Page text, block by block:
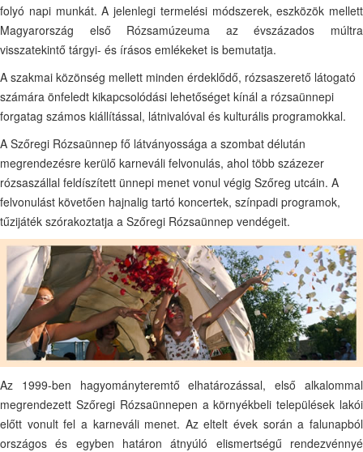
folyó napi munkát. A jelenlegi termelési módszerek, eszközök mellett
Magyarország első Rózsamúzeuma az évszázados múltra
visszatekintő tárgyi- és írásos emlékeket is bemutatja.
A szakmai közönség mellett minden érdeklődő, rózsaszerető látogató
számára önfeledt kikapcsolódási lehetőséget kínál a rózsaünnepi
forgatag számos kiállítással, látnivalóval és kulturális programokkal.
A Szőregi Rózsaünnep fő látványossága a szombat délután
megrendezésre kerülő karneváli felvonulás, ahol több százezer
rózsaszállal feldíszített ünnepi menet vonul végig Szőreg utcáin. A
felvonulást követően hajnalig tartó koncertek, színpadi programok,
tűzijáték szórakoztatja a Szőregi Rózsaünnep vendégeit.
Az 1999-ben hagyományteremtő elhatározással, első alkalommal
megrendezett Szőregi Rózsaünnepen a környékbeli települések lakói
előtt vonult fel a karneváli menet. Az eltelt évek során a falunapból
országos és egyben határon átnyúló elismertségű rendezvénnyé